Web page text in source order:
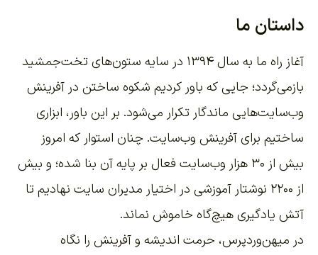
داستان ما
آغاز راه ما به سال ۱۳۹۴ در سایه ستون‌های تخت‌جمشید
بازمی‌گردد؛ جایی که باور کردیم شکوه ساختن در آفرینش
وب‌سایت‌هایی ماندگار تکرار می‌شود. بر این باور، ابزاری
ساختیم برای آفرینش وب‌سایت. چنان استوار که امروز
بیش از ۳۰ هزار وب‌سایت فعال بر پایه آن بنا شده؛ و بیش
از ۲۲۰۰
نوشتار آموزشی در اختیار مدیران سایت نهادیم تا
آتش یادگیری هیچ‌گاه خاموش نماند.
در میهن‌وردپرس، حرمت اندیشه و آفرینش را نگاه